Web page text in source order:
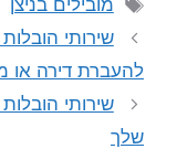
מובילים בניצן
שירותי
להעברת דירה או
שירותי
שלך